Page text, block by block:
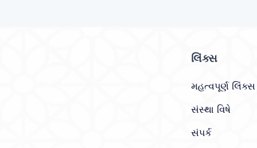
લિંક્સ
મહત્વપૂર્ણ લિંક્સ
સંસ્થા વિષે
સંપર્ક